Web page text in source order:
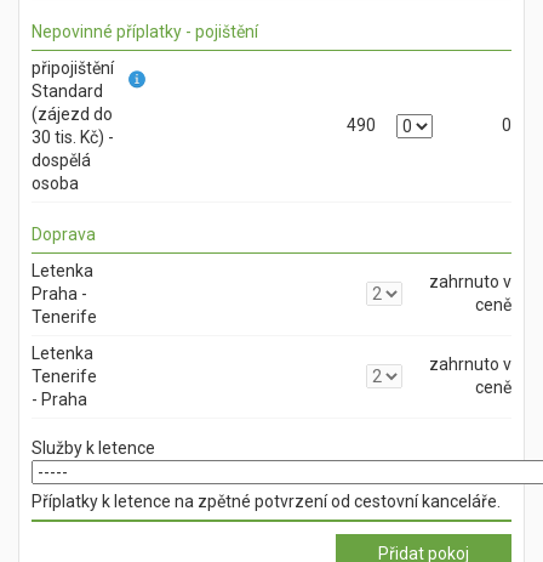
Nepovinné příplatky - pojištění
připojištění
Standard
(zájezd do
30 tis. Kč) -
dospělá
osoba
490 0
Doprava
Letenka
Praha -
Tenerife
zahrnuto v
ceně
Letenka
Tenerife
- Praha
zahrnuto v
ceně
Služby k letence
Příplatky k letence na zpětné potvrzení od cestovní kanceláře.